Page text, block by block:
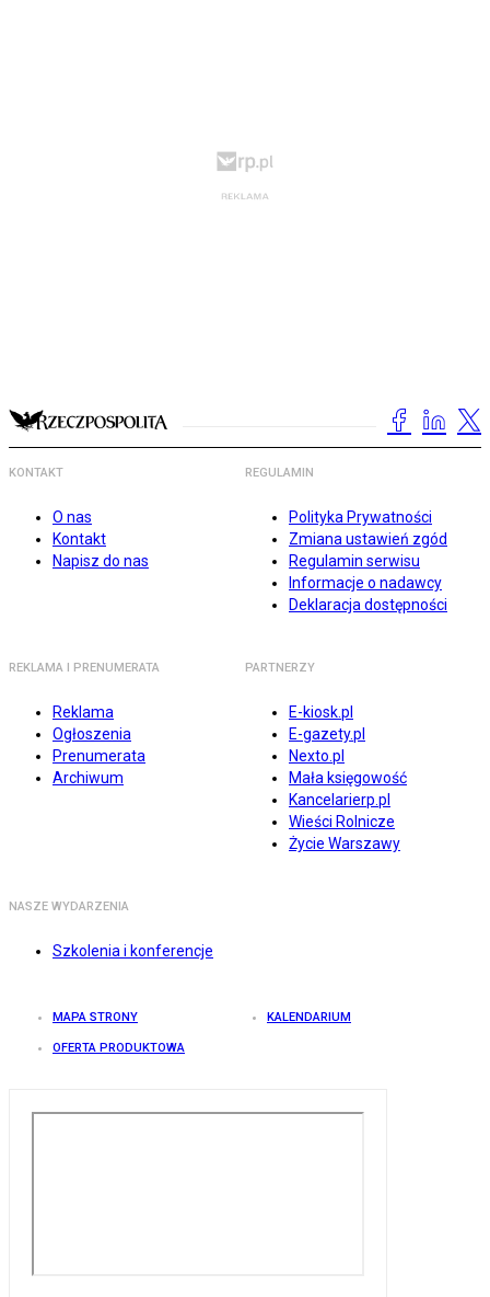
KONTAKT
O nas
Kontakt
Napisz do nas
REGULAMIN
Polityka Prywatności
Zmiana ustawień zgód
Regulamin serwisu
Informacje o nadawcy
Deklaracja dostępności
REKLAMA I PRENUMERATA
Reklama
Ogłoszenia
Prenumerata
Archiwum
PARTNERZY
E-kiosk.pl
E-gazety.pl
Nexto.pl
Mała księgowość
Kancelarierp.pl
Wieści Rolnicze
Życie Warszawy
NASZE WYDARZENIA
Szkolenia i konferencje
MAPA STRONY KALENDARIUM
OFERTA PRODUKTOWA